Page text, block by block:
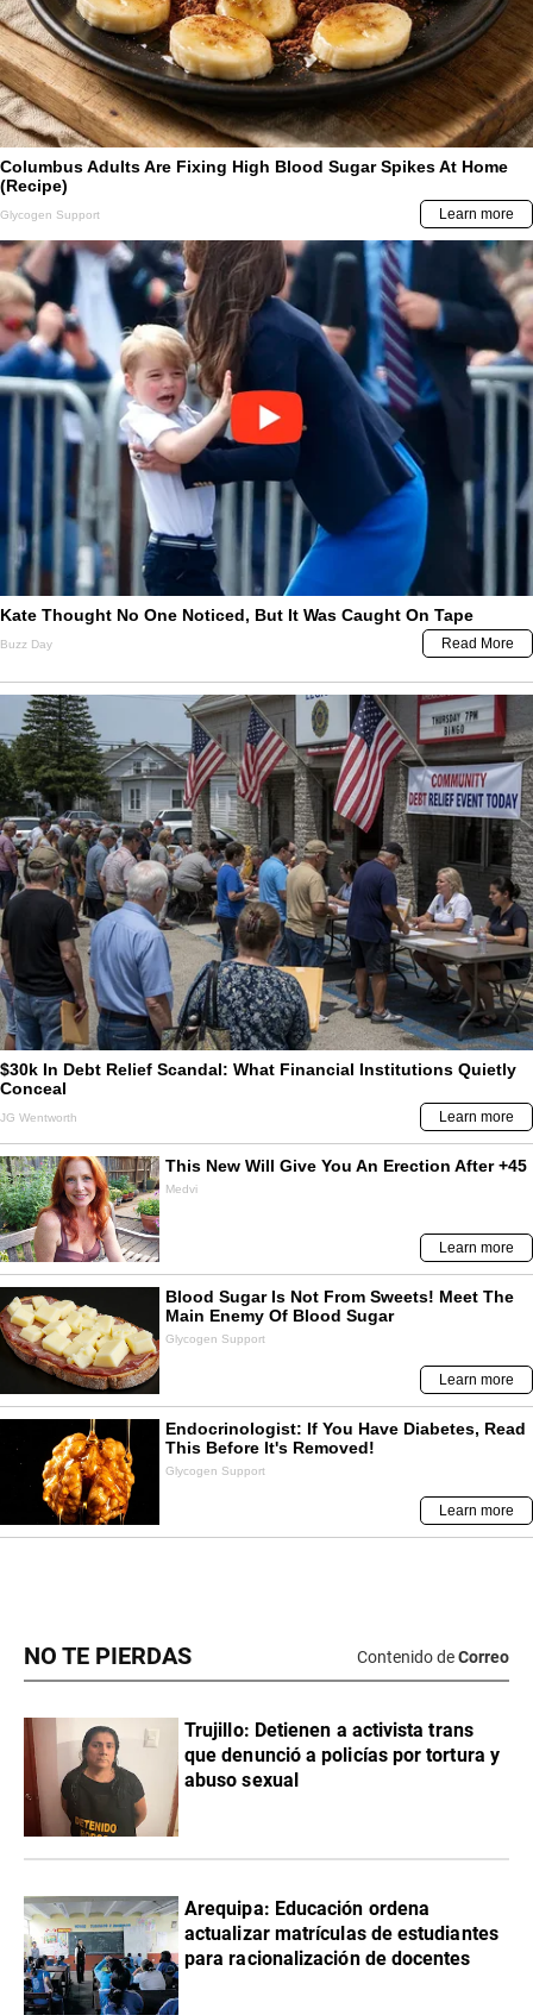
NO TE PIERDAS Contenido deCorreo
Trujillo: Detienen a activista trans
que denunció a policías por tortura y
abuso sexual
Arequipa: Educación ordena
actualizar matrículas de estudiantes
para racionalización de docentes